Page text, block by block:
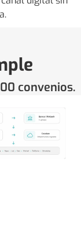
convenios.